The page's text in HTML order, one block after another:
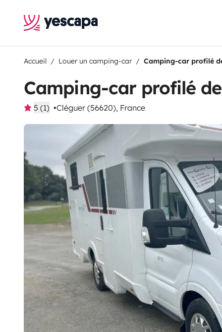
Accueil Louer un camping-car Camping-car profilé
Camping-car profilé
5 (1) Cléguer (56620), France